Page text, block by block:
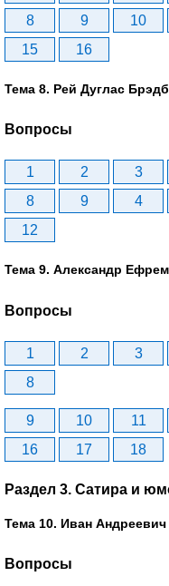
8
9 10
15
16
Тема 8. Рей Дуглас
Вопросы
1 2 3
8
9 4
12
Тема 9. Александр
Вопросы
1 2 3
8
9 10 11
16
17 18
Раздел 3. Сатира и
Тема 10. Иван
Вопросы